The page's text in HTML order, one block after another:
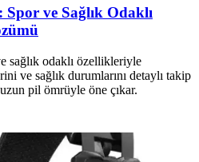
ve Sağlık Odaklı
sağlık odaklı özellikleriyle
ve sağlık durumlarını detaylı takip
pil ömrüyle öne çıkar.